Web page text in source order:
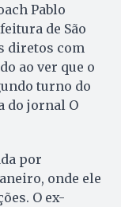
Pablo
de São
diretos com
ao ver que o
turno do
do jornal O
por
onde ele
O ex-